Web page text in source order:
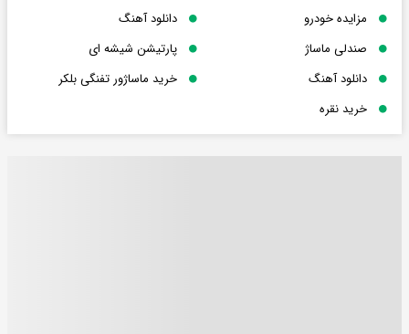
مزایده خودرو
دانلود آهنگ
صندلی ماساژ
پارتیشن شیشه ای
دانلود آهنگ
خرید ماساژور تفنگی بلکر
خرید نقره